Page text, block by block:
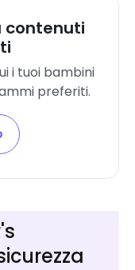
contenuti
i tuoi bambini
preferiti.